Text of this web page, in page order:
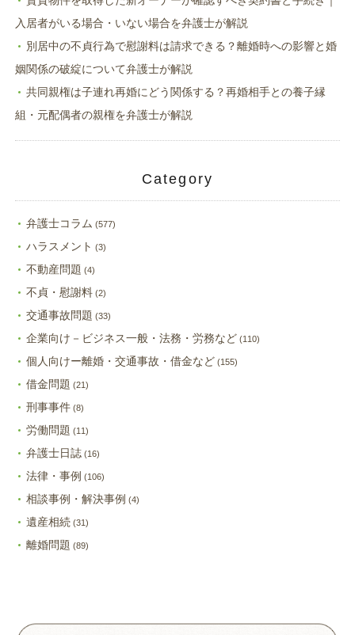
入居者がいる場合・いない場合を弁護士が解説
別居中の不貞行為で慰謝料は請求できる？離婚時への影響と婚
姻関係の破綻について弁護士が解説
共同親権は子連れ再婚にどう関係する？再婚相手との養子縁
組・元配偶者の親権を弁護士が解説
Category
弁護士コラム (577)
ハラスメント (3)
不動産問題 (4)
不貞・慰謝料(2)
交通事故問題 (33)
企業向け－ビジネス一般・法務・労務など (110)
個人向けー離婚・交通事故・借金など (155)
借金問題 (21)
刑事事件(8)
労働問題 (11)
弁護士日誌(16)
法律・事例 (106)
相談事例・解決事例 (4)
遺産相続(31)
離婚問題 (89)